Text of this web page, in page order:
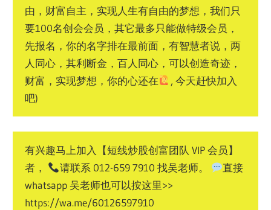
由，财富自主，实现人生有自由的梦想，我们只
要100名创会会员，其它最多只能做特级会员，
先报名，你的名字排在最前面，有智慧者说，两
人同心，其利断金，百人同心，可以创造奇迹，
财富，实现梦想，你的心还在
, 今天赶快加入
吧)
有兴趣马上加入【短线炒股创富团队 VIP 会员】
者，
请联系 012-659 7910 找吴老师。
直接
whatsapp 吴老师也可以按这里>>
https://wa.me/60126597910